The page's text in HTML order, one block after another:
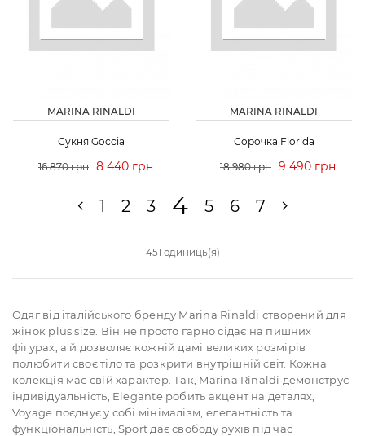
MARINA RINALDI
Сукня Goccia
16 870 грн 8 440 грн
MARINA RINALDI
Сорочка Florida
18 980 грн 9 490 грн
1 2 3 4 5 6 7
451 одиниць(я)
Одяг від італійського бренду Marina Rinaldi створений для
жінок plus size. Він не просто гарно сідає на пишних
фігурах, а й дозволяє кожній дамі великих розмірів
полюбити своє тіло та розкрити внутрішній світ. Кожна
колекція має свій характер. Так, Marina Rinaldi демонструє
індивідуальність, Elegante робить акцент на деталях,
Voyage поєднує у собі мінімалізм, елегантність та
функціональність, Sport дає свободу рухів під час